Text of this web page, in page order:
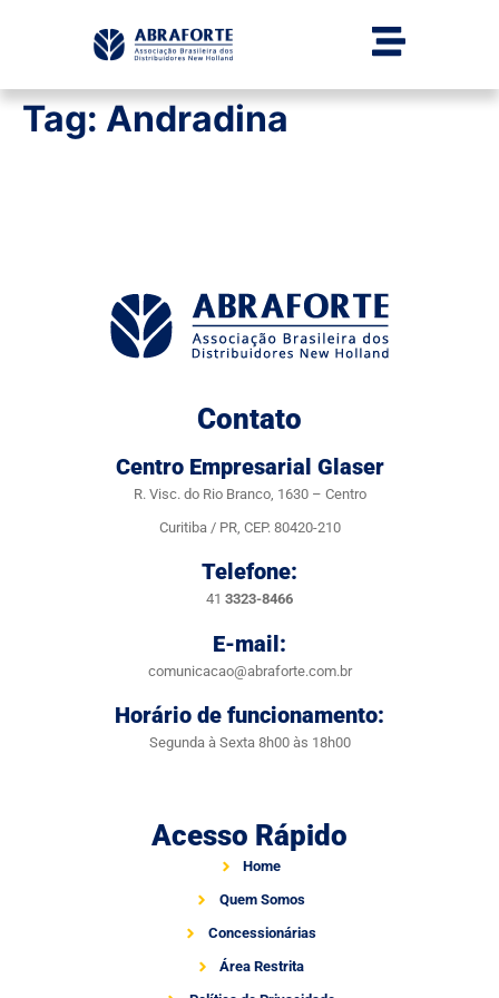
Tag: Andradina
Contato
Centro Empresarial Glaser
R. Visc. do Rio Branco, 1630 – Centro
Curitiba / PR, CEP. 80420-210
Telefone:
41 3323-8466
E-mail:
comunicacao@abraforte.com.br
Horário de funcionamento:
Segunda à Sexta 8h00 às 18h00
Acesso Rápido
Home
Quem Somos
Concessionárias
Área Restrita